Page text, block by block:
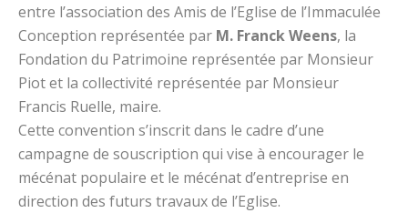
entre l’association des Amis de l’Eglise de l’Immaculée
Conception représentée par M. Franck Weens, la
Fondation du Patrimoine représentée par Monsieur
Piot et la collectivité représentée par Monsieur
Francis Ruelle, maire.
Cette convention s’inscrit dans le cadre d’une
campagne de souscription qui vise à encourager le
mécénat populaire et le mécénat d’entreprise en
direction des futurs travaux de l’Eglise.